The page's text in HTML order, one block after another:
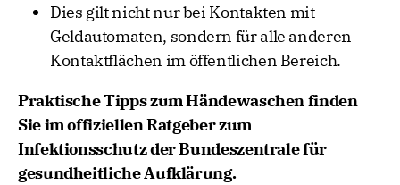
Dies gilt nicht nur bei Kontakten mit
Geldautomaten, sondern für alle anderen
Kontaktflächen im öffentlichen Bereich.
Praktische Tipps zum Händewaschen finden
Sie im offiziellen Ratgeber zum
Infektionsschutz der Bundeszentrale für
gesundheitliche Aufklärung.